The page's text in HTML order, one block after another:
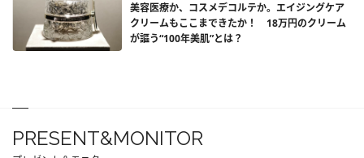
美容医療か、コスメデコルテか。エイジングケア
クリームもここまできたか！ 18万円のクリーム
が謳う“100年美肌”とは？
PRESENT&MONITOR